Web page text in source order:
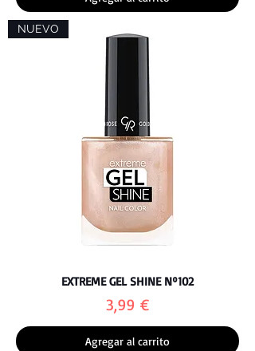
NUEVO
EXTREME GEL SHINE Nº102
Precio
3,99 €
Agregar al carrito